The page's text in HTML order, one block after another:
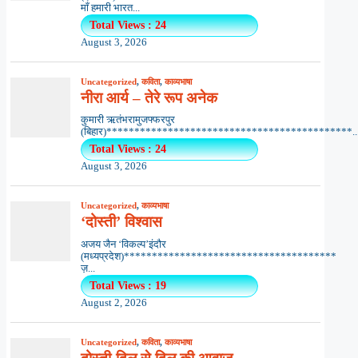
माँ हमारी भारत...
Total Views : 24
August 3, 2026
Uncategorized,कविता,काव्यभाषा
नीरा आर्य – तेरे रूप अनेक
कुमारी ऋतंभरामुजफ्फरपुर
Total Views : 24
August 3, 2026
Uncategorized,काव्यभाषा
‘दोस्ती’ विश्वास
अजय जैन ‘विकल्प’इंदौर
(मध्यप्रदेश)**************************************
ज़...
Total Views : 19
August 2, 2026
Uncategorized,कविता,काव्यभाषा